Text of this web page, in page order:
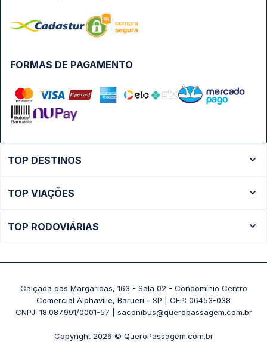
FORMAS DE PAGAMENTO
TOP DESTINOS
Ônibus São Paulo
TOP VIAÇÕES
Passagens Pássaro Marron
+ Viações
TOP RODOVIÁRIAS
Rodoviária Belo Horizonte - Gov. Israel Pinheiro (Tergip)
Rodoviária Curitiba
Calçada das Margaridas, 163 - Sala 02 - Condomínio Centro
Comercial Alphaville, Barueri - SP | CEP: 06453-038
CNPJ: 18.087.991/0001-57 | saconibus@queropassagem.com.br
Copyright 2026 © QueroPassagem.com.br